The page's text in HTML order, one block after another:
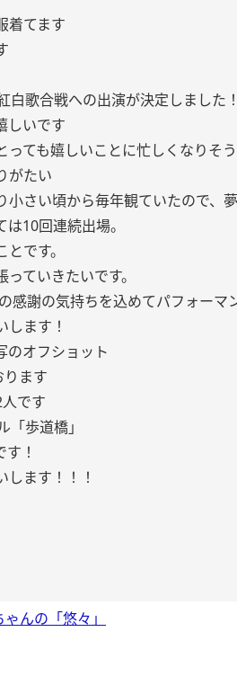
着てます
白歌合戦への出演が決定しました
しいです
っても嬉しいことに忙しくなりそ
がたい
小さい頃から毎年観ていたので、夢
10回連続出場。
です。
ていきたいです。
感謝の気持ちを込めてパフォーマ
します！
のオフショット
ます
です
「歩道橋」
！
します！！！
んの「悠々」